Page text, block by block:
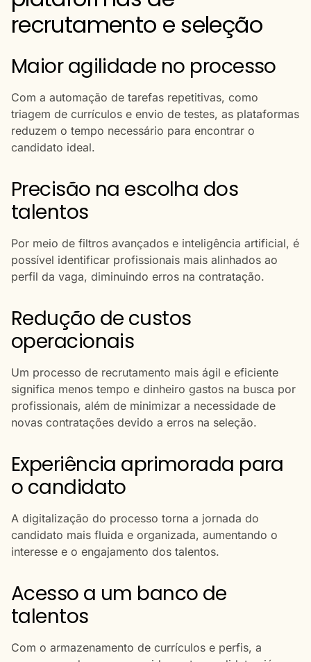
recrutamento e seleção
Maior agilidade no processo
Com a automação de tarefas repetitivas, como
triagem de currículos e envio de testes, as plataformas
reduzem o tempo necessário para encontrar o
candidato ideal.
Precisão na escolha dos
talentos
Por meio de filtros avançados e inteligência artificial, é
possível identificar profissionais mais alinhados ao
perfil da vaga, diminuindo erros na contratação.
Redução de custos
operacionais
Um processo de recrutamento mais ágil e eficiente
significa menos tempo e dinheiro gastos na busca por
profissionais, além de minimizar a necessidade de
novas contratações devido a erros na seleção.
Experiência aprimorada para
o candidato
A digitalização do processo torna a jornada do
candidato mais fluida e organizada, aumentando o
interesse e o engajamento dos talentos.
Acesso a um banco de
talentos
Com o armazenamento de currículos e perfis, a